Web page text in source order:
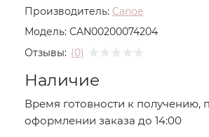
Производитель: Canoe
Модель: CAN00200074204
Отзывы: (0)
Наличие
Время готовности к получению,
оформлении заказа до 14:00